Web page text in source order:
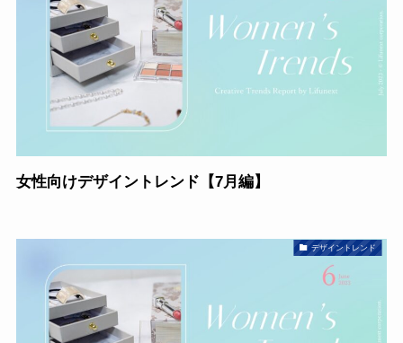
女性向けデザイントレンド【7月編】
デザイントレンド